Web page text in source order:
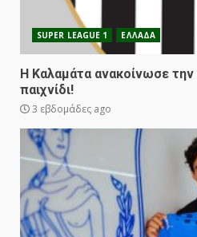
SUPER LEAGUE 1 ΕΛΛΑΔΑ
Η Καλαμάτα ανακοίνωσε
παιχνίδι!
3 εβδομάδες ago